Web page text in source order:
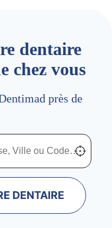
dentaire
chez vous
près de
Dentimad près de
de chez vous Localisez-
DENTAIRE